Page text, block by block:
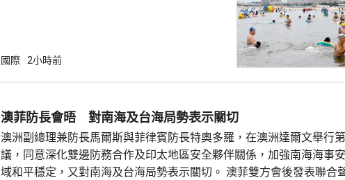
食品進補。《勞動新聞》另一篇專題文章形容
金正恩建立親民形象，包括回顧金正恩以往在
國際 2小時前
澳菲防長會晤 對南海及台海局勢表示關切
澳洲副總理兼防長馬爾斯與菲律賓防長特奧多羅，在澳洲達爾文舉行
議，同意深化雙邊防務合作及印太地區安全夥伴關係，加強南海海事
域和平穩定，又對南海及台海局勢表示關切。 澳菲雙方會後發表聯合